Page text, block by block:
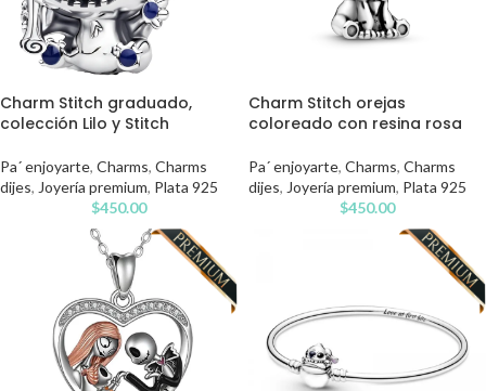
Charm Stitch graduado,
colección Lilo y Stitch
Pa´ enjoyarte, Charms, Charms
dijes, Joyería premium, Plata 925
$450.00
Charm Stitch orejas
coloreado con resina rosa
Pa´ enjoyarte, Charms, Charms
dijes, Joyería premium, Plata 925
$450.00